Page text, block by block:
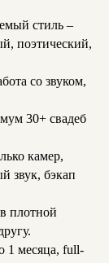
стиль –
поэтический,
со звуком,
30+ свадеб
камер,
звук, бэкап
плотной
1 месяца, full-